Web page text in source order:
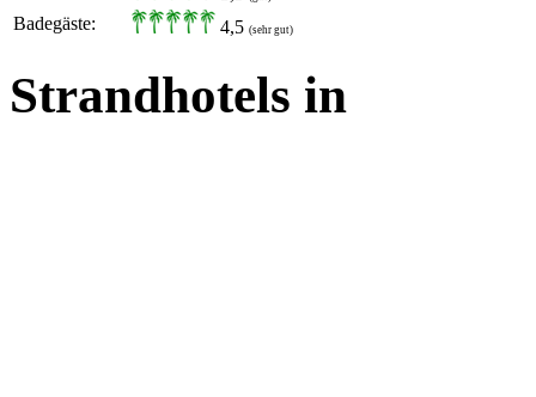
Badegäste: 4,5 (sehr gut)
Strandhotels in